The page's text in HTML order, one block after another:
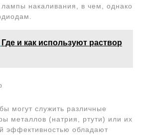
накаливания, в чем, однако
Где и как используют раствор
могут служить различные
металлов (натрия, ртути) или их
эффективностью обладают